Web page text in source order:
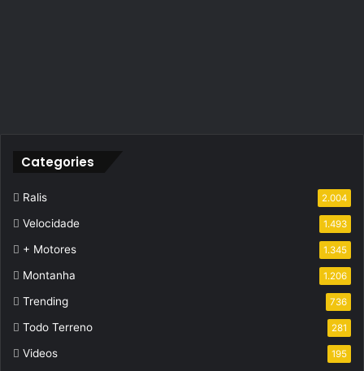
Categories
Ralis 2.004
Velocidade 1.493
+ Motores 1.345
Montanha 1.206
Trending 736
Todo Terreno 281
Videos 195